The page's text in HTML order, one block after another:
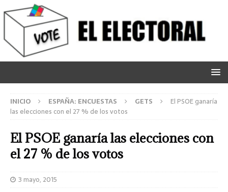
INICIO ESPAÑA: ENCUESTAS GETS
El PSOE ganaría
las elecciones con el 27 % de los votos
El PSOE ganaría las elecciones con
el 27 % de los votos
3 mayo, 2015